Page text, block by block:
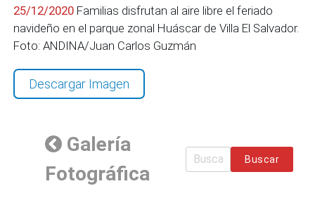
25/12/2020 Familias disfrutan al aire libre el feriado
navideño en el parque zonal Huáscar de Villa El Salvador.
Foto: ANDINA/Juan Carlos Guzmán
Descargar Imagen
Galería
Fotográfica
Buscar